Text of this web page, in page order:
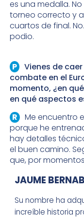
es una medalla.
torneo correcto y
cuartos de final.
podio.
Vienes de
combate en el
momento, ¿en
en qué aspectos
Me encuentro
porque he
hay detalles
el buen camino.
que, por
JAUME
Su nombre ha
increíble historia